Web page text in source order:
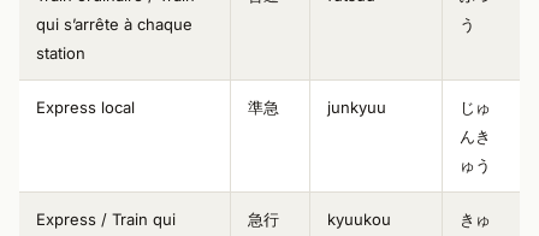
qui s’arrête à chaque
station
う
Express local 準急 junkyuu
じゅ
んき
ゅう
Express / Train qui
急行 kyuukou
きゅ